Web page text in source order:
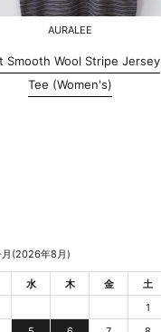
AURALEE
Smooth Wool Stripe Jersey
Tee (Women's)
月(2026年8月)
水 木 金
土
1